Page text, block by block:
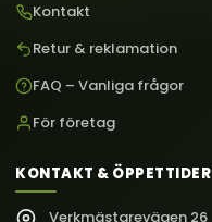
Kontakt
Retur & reklamation
FAQ – Vanliga frågor
För företag
KONTAKT & ÖPPETTIDER
Verkmästarevägen 26